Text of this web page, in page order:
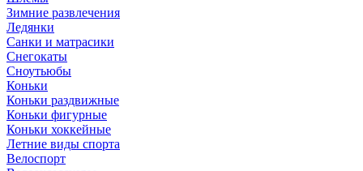
Зимние развлечения
Ледянки
Санки и матрасики
Снегокаты
Сноутьюбы
Коньки
Коньки раздвижные
Коньки фигурные
Коньки хоккейные
Летние виды спорта
Велоспорт